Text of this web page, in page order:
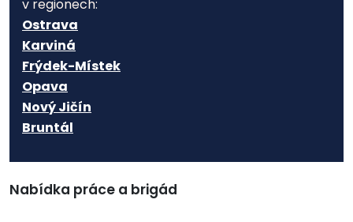
v regionech:
Ostrava
Karviná
Frýdek-Místek
Opava
Nový Jičín
Bruntál
Nabídka práce a brigád